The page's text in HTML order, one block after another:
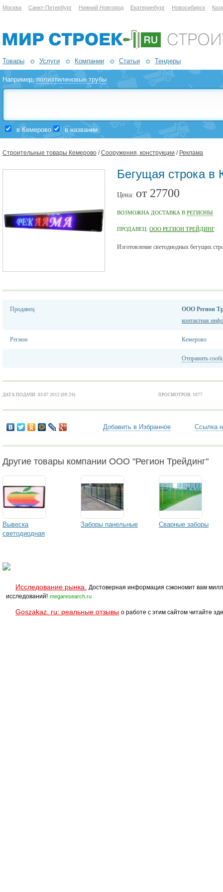
Москва Санкт-Петербург Нижний Новгород Екатеринбург Новосибирск
Товары Услуги Компании Статьи Тендеры
Например,полиэтиленовые трубы
в Кемерово в названии
Строительные товары Кемерово /Сооружения, конструкции / Реклама
Бегущая строка в
Цена: от 27700
ВОЗМОЖНА ДОСТАВКА В РЕГИОНЫ
ПРОДАВЕЦ: ООО РЕГИОН ТРЕЙДИНГ
Изготовление светодиодных бегущих
Продавец
ООО Регион
контактная
Регион Кемерово
Отправить
ДАТА ПОДАЧИ: 03.07.2012 (09:24) ПРОСМОТРОВ: 1077
Добавить в Избранное Ссылка
Другие товары компании ООО "Регион Трейдинг"
Вывеска
светодиодная
Заборы панельные Сварные заборы
Исследование рынка.
Достоверная информация сэкономит вам
исследований! megaresearch.ru
Goszakaz. ru: реальные отзывы о работе с этим сайтом читайте